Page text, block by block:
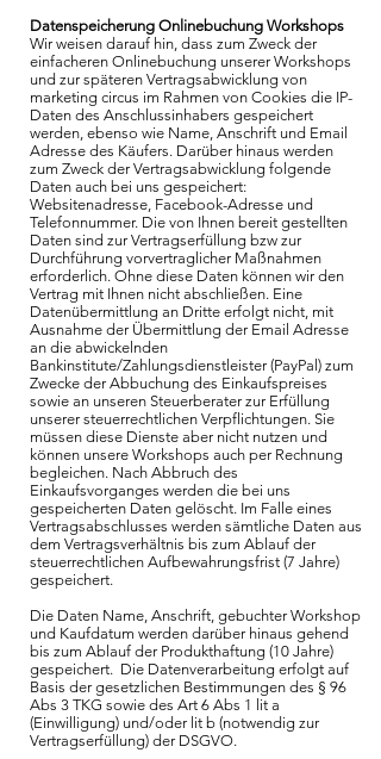
Datenspeicherung Onlinebuchung Workshops
Wir weisen darauf hin, dass zum Zweck der
einfacheren Onlinebuchung unserer Workshops
und zur späteren Vertragsabwicklung von
marketing circus im Rahmen von Cookies die IP-
Daten des Anschlussinhabers gespeichert
werden, ebenso wie Name, Anschrift und Email
Adresse des Käufers. Darüber hinaus werden
zum Zweck der Vertragsabwicklung folgende
Daten auch bei uns gespeichert:
Websitenadresse, Facebook-Adresse und
Telefonnummer. Die von Ihnen bereit gestellten
Daten sind zur Vertragserfüllung bzw zur
Durchführung vorvertraglicher Maßnahmen
erforderlich. Ohne diese Daten können wir den
Vertrag mit Ihnen nicht abschließen. Eine
Datenübermittlung an Dritte erfolgt nicht, mit
Ausnahme der Übermittlung der Email Adresse
an die abwickelnden
Bankinstitute/Zahlungsdienstleister (PayPal) zum
Zwecke der Abbuchung des Einkaufspreises
sowie an unseren Steuerberater zur Erfüllung
unserer steuerrechtlichen Verpflichtungen. Sie
müssen diese Dienste aber nicht nutzen und
können unsere Workshops auch per Rechnung
begleichen. Nach Abbruch des
Einkaufsvorganges werden die bei uns
gespeicherten Daten gelöscht. Im Falle eines
Vertragsabschlusses werden sämtliche Daten aus
dem Vertragsverhältnis bis zum Ablauf der
steuerrechtlichen Aufbewahrungsfrist (7 Jahre)
gespeichert.
Die Daten Name, Anschrift, gebuchter Workshop
und Kaufdatum werden darüber hinaus gehend
bis zum Ablauf der Produkthaftung (10 Jahre)
gespeichert. Die Datenverarbeitung erfolgt auf
Basis der gesetzlichen Bestimmungen des § 96
Abs 3 TKG sowie des Art 6 Abs 1 lit a
(Einwilligung) und/oder lit b (notwendig zur
Vertragserfüllung) der DSGVO.